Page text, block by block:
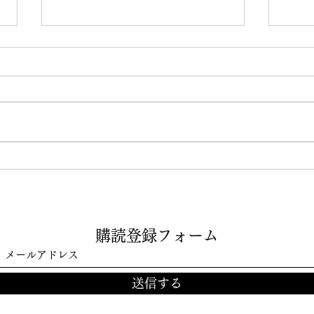
トランプはヒトラーよりたち
（2026年8月3日公開）
自分
（
購読登録フォーム
送信する